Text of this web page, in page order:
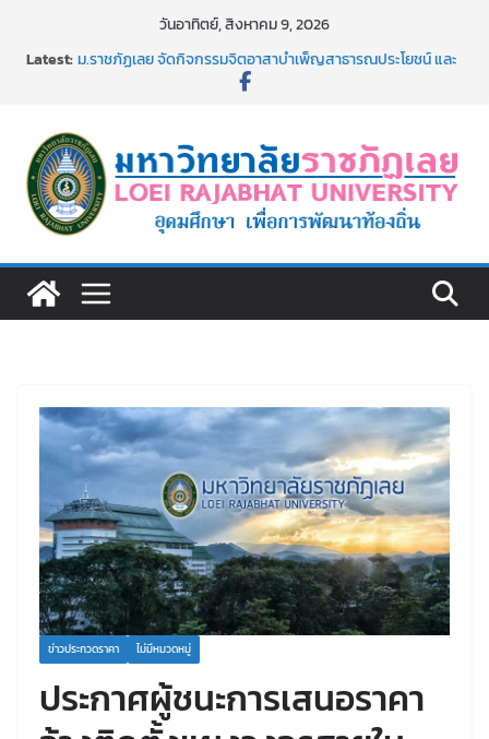
วันอาทิตย์, สิงหาคม 9, 2026
Latest:ม.ราชภัฏเลย จัดกิจกรรมจิตอาสาบำเพ็ญสาธารณประโยชน์ และ
เงินรายได้
ม.ราชภัฏเลย จัดมหกรรมวิชาการ เปิดบ้าน LRU ครั้งที่ 4 เปิดให้
นักเรียนมัธยมปลายค้นหาสาขาวิชาในฝัน สู่อนาคตที่ใช่
อธิการบดี มรภ.เลย ร่วมประชุมชี้แจงกับคณะอนุกรรมาธิการ
ประจำปีงบประมาณ พ.ศ. 2570
๑,๙๗๒ ชุด โดยวิธีเฉพาะเจาะจง
ข่าวประกวดราคา ไม่มีหมวดหมู่
ประกาศผู้ชนะการเสนอราคา